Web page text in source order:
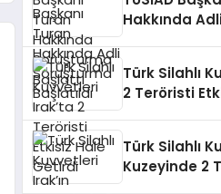
Hakkında
Türk Silahlı
2 Teröristi
Türk Silahlı
Kuzeyinde 2